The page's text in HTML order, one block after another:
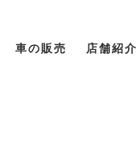
車の販売 店舗紹介